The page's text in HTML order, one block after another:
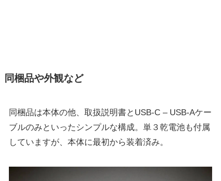
同梱品や外観など
同梱品は本体の他、取扱説明書とUSB-C – USB-Aケー
ブルのみといったシンプルな構成。単３乾電池も付属
していますが、本体に最初から装着済み。